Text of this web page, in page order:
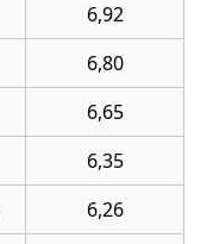
6,92
6,80
6,65
6,35
6,26